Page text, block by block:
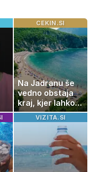
CEKIN.SI
Na Jadranu še
vedno obstaja
kraj, kjer lahko
dopustujete
poceni:
nastanitev že od
10 evrov, kosilo
za pet evrov
VIZITA.SI